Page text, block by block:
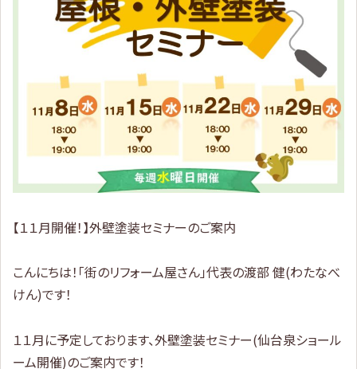
【１１月開催！】外壁塗装セミナーのご案内
こんにちは！「街のリフォーム屋さん」代表の渡部 健(わたなべ
けん)です！
１１月に予定しております、外壁塗装セミナー(仙台泉ショール
ーム開催)のご案内です！